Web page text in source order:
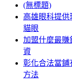
(無標題)
高雄眼科提
貓眼
加盟什麼最賺
資
彰化合法當鋪
方法